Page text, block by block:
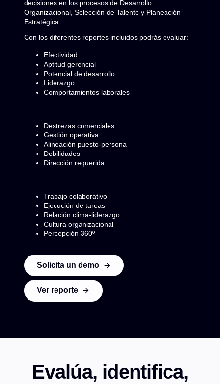
decisiones en los procesos de Desarrollo
Organizacional, Selección de Talento y Planeación
Estratégica.
Con los diferentes reportes incluidos podrás evaluar:
Efectividad
Aptitud gerencial
Potencial de desarrollo
Liderazgo
Comportamientos laborales
Destrezas comerciales
Gestión operativa
Alineación puesto-persona
Debilidades
Dirección requerida
Trabajo colaborativo
Ejecución de tareas
Relación clima-liderazgo
Cultura organizacional
Percepción 360º
Solicita un demo
Ver reporte
Evalúa, identifica,